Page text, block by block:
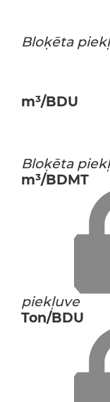
Bloķēta
m³/BDU
Bloķēta
m³/BDMT
piekļuve
Ton/BDU